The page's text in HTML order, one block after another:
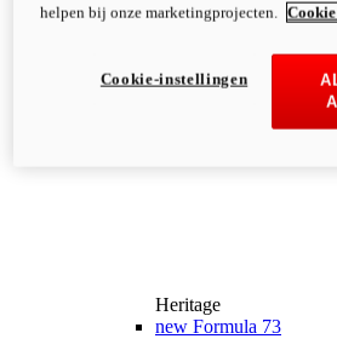
Heritage
new Formula 73
helpen bij onze marketingprojecten.
Cookie-instellingen